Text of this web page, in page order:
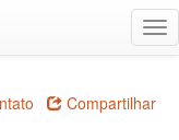
Compartilhar